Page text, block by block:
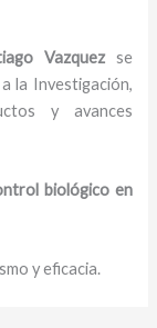
Vazquez se
la Investigación,
y avances
biológico en
y eficacia.